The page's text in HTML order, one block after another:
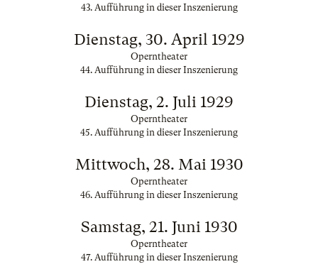
43. Aufführung in dieser Inszenierung
Dienstag, 30. April 1929
Operntheater
44. Aufführung in dieser Inszenierung
Dienstag, 2. Juli 1929
Operntheater
45. Aufführung in dieser Inszenierung
Mittwoch, 28. Mai 1930
Operntheater
46. Aufführung in dieser Inszenierung
Samstag, 21. Juni 1930
Operntheater
47. Aufführung in dieser Inszenierung